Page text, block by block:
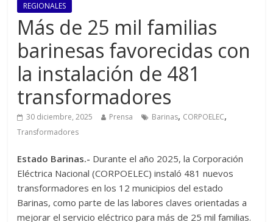
REGIONALES
Más de 25 mil familias
barinesas favorecidas con
la instalación de 481
transformadores
30 diciembre, 2025 Prensa Barinas, CORPOELEC,
Transformadores
Estado Barinas.- Durante el año 2025, la Corporación
Eléctrica Nacional (CORPOELEC) instaló 481 nuevos
transformadores en los 12 municipios del estado
Barinas, como parte de las labores claves orientadas a
mejorar el servicio eléctrico para más de 25 mil familias.